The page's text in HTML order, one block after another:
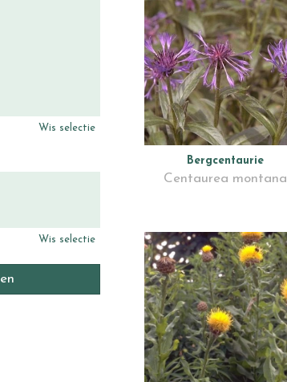
Bergcentaurie
Centaurea montana
Wis selectie
Wis selectie